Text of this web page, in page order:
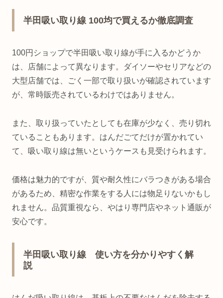
半田吸い取り線 100均で買えるか徹底調査
100円ショップで半田吸い取り線が手に入るかどうか
は、店舗によって異なります。ダイソーやセリアなどの
大型店舗では、ごく一部で取り扱いが確認されています
が、常時販売されているわけではありません。
また、取り扱っていたとしても在庫が少なく、売り切れ
ていることもあります。はんだごてだけが置かれてい
て、吸い取り線は無いというケースも見受けられます。
価格は魅力的ですが、質や耐久性にバラつきがある場合
があるため、精密な作業をする人には物足りないかもし
れません。品質重視なら、やはり専門店やネット通販が
安心です。
半田吸い取り線 使い方を分かりやすく解
説